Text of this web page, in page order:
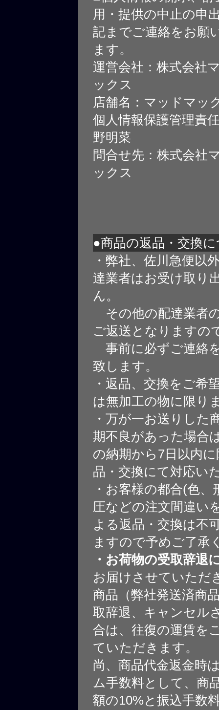
用・提供の中止の申
記までご連絡をお願
ます。
運営会社：株式会社
ックス
店舗名：マッドマッ
個人情報保護管理責
野明菜
問合せ先：株式会社
ックス
●商品の返品・交換
・弊社、佐川急便以
達業者はお受け取り
ん。
その他の配達業者
ご返送となりますの
事前に必ずご連絡
致します。
・返品、交換をご希
は無加工の物に限り
・万が一お送りした
期不良があった場合
の納期から7日以内
品・交換にて対応い
・お客様の都合(色、
圧などの注文間違い
よる返品・交換は不
ますので予めご了承
・お荷物の受取辞退
お届けさせていただ
商品（弊社発送済商
取辞退、キャンセル
合は、往復の運賃を
ていただきます。
尚、商品代金返金時
ム手数料として、商
額の10%と振込手数